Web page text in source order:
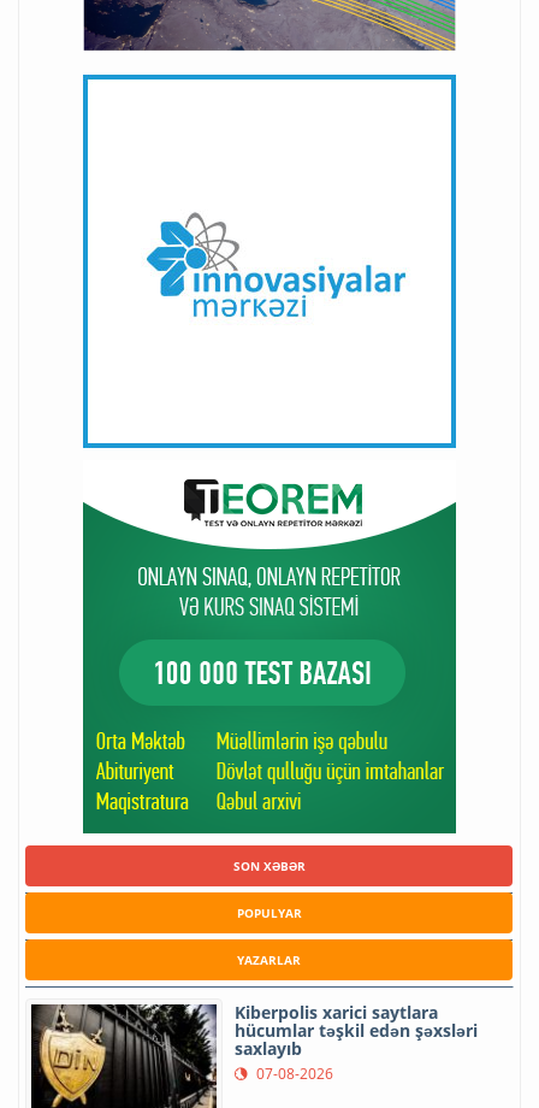
SON XƏBƏR
POPULYAR
YAZARLAR
Kiberpolis xarici saytlara
hücumlar təşkil edən şəxsləri
saxlayıb
07-08-2026